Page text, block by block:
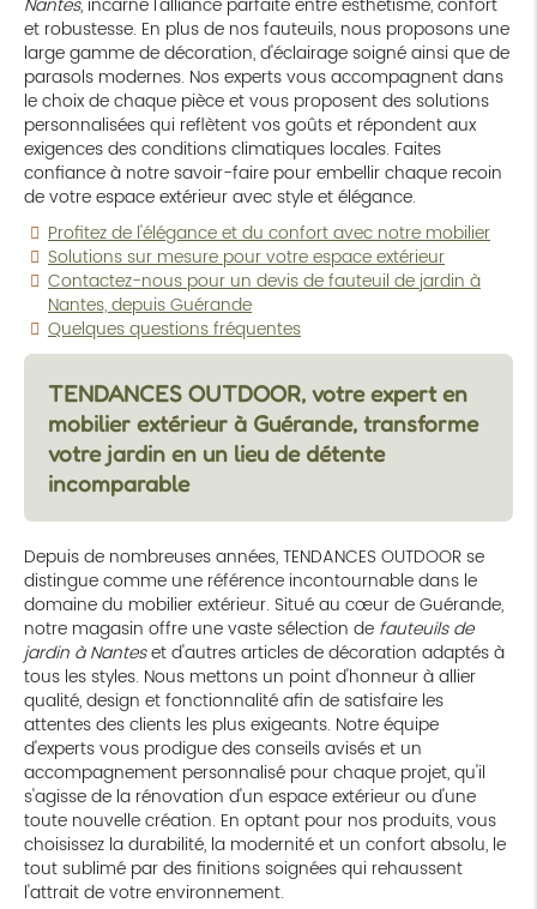
Nantes, incarne l'alliance parfaite entre esthétisme, confort
et robustesse. En plus de nos fauteuils, nous proposons une
large gamme de décoration, d'éclairage soigné ainsi que de
parasols modernes. Nos experts vous accompagnent dans
le choix de chaque pièce et vous proposent des solutions
personnalisées qui reflètent vos goûts et répondent aux
exigences des conditions climatiques locales. Faites
confiance à notre savoir-faire pour embellir chaque recoin
de votre espace extérieur avec style et élégance.
Profitez de l'élégance et du confort avec notre mobilier
Solutions sur mesure pour votre espace extérieur
Contactez-nous pour un devis de fauteuil de jardin à
Nantes, depuis Guérande
Quelques questions fréquentes
TENDANCES OUTDOOR, votre expert en
mobilier extérieur à Guérande, transforme
votre jardin en un lieu de détente
incomparable
Depuis de nombreuses années, TENDANCES OUTDOOR se
distingue comme une référence incontournable dans le
domaine du mobilier extérieur. Situé au cœur de Guérande,
notre magasin offre une vaste sélection de fauteuils de
jardin à Nanteset d'autres articles de décoration adaptés à
tous les styles. Nous mettons un point d'honneur à allier
qualité, design et fonctionnalité afin de satisfaire les
attentes des clients les plus exigeants. Notre équipe
d'experts vous prodigue des conseils avisés et un
accompagnement personnalisé pour chaque projet, qu'il
s'agisse de la rénovation d'un espace extérieur ou d'une
toute nouvelle création. En optant pour nos produits, vous
choisissez la durabilité, la modernité et un confort absolu, le
tout sublimé par des finitions soignées qui rehaussent
l'attrait de votre environnement.